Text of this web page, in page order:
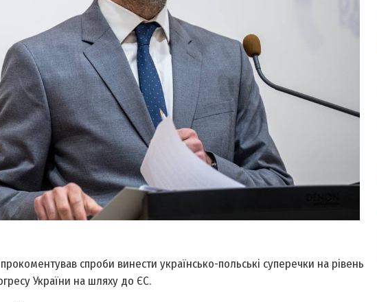
спроби винести українсько-польські суперечки на рівень
України на шляху до ЄС.